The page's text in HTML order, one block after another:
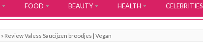
FOOD BEAUTY HEALTH CELEBRITIES
» Review Valess Saucijzen broodjes | Vegan